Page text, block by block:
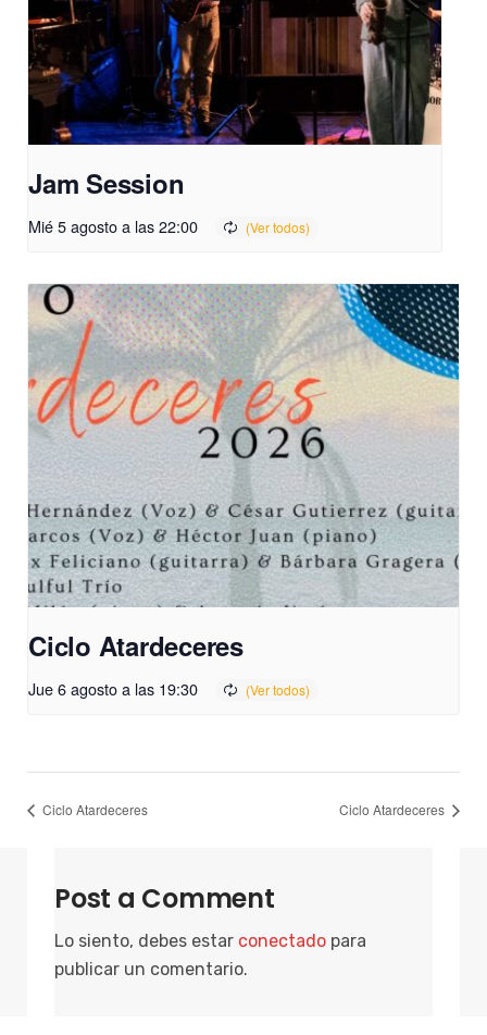
Jam Session
Mié 5 agosto a las 22:00
Ciclo Atardeceres
Jue 6 agosto a las 19:30
Ciclo Atardeceres Ciclo Atardeceres
Post a Comment
Lo siento, debes estar conectado para
publicar un comentario.